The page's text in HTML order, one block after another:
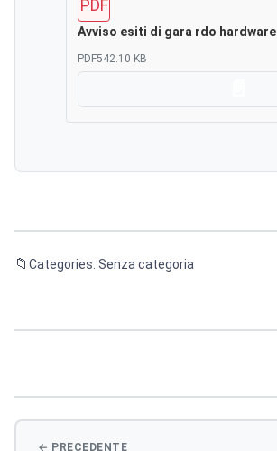
PDF
Avviso esiti di gara rdo hardware
PDF542.10 KB
Categories: Senza categoria